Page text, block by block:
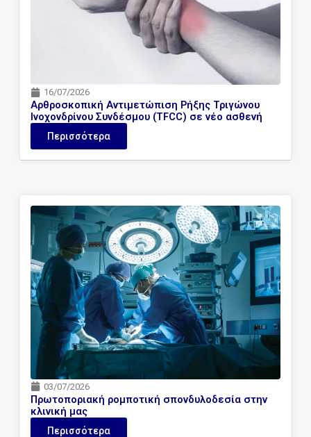
16/07/2026
Αρθροσκοπική Αντιμετώπιση Ρήξης Τριγώνου
Ινοχονδρίνου Συνδέσμου (TFCC) σε νέο ασθενή
Περισσότερα
03/07/2026
Πρωτοποριακή ρομποτική σπονδυλοδεσία στην
κλινική μας
Περισσότερα